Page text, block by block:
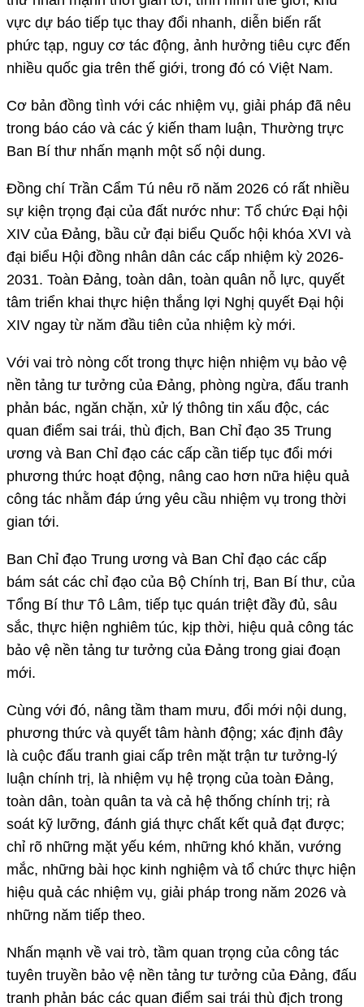
vực dự báo tiếp tục thay đổi nhanh, diễn biến rất
phức tạp, nguy cơ tác động, ảnh hưởng tiêu cực đến
nhiều quốc gia trên thế giới, trong đó có Việt Nam.
Cơ bản đồng tình với các nhiệm vụ, giải pháp đã nêu
trong báo cáo và các ý kiến tham luận, Thường trực
Ban Bí thư nhấn mạnh một số nội dung.
Đồng chí Trần Cẩm Tú nêu rõ năm 2026 có rất nhiều
sự kiện trọng đại của đất nước như: Tổ chức Đại hội
XIV của Đảng, bầu cử đại biểu Quốc hội khóa XVI và
đại biểu Hội đồng nhân dân các cấp nhiệm kỳ 2026-
2031. Toàn Đảng, toàn dân, toàn quân nỗ lực, quyết
tâm triển khai thực hiện thắng lợi Nghị quyết Đại hội
XIV ngay từ năm đầu tiên của nhiệm kỳ mới.
Với vai trò nòng cốt trong thực hiện nhiệm vụ bảo vệ
nền tảng tư tưởng của Đảng, phòng ngừa, đấu tranh
phản bác, ngăn chặn, xử lý thông tin xấu độc, các
quan điểm sai trái, thù địch, Ban Chỉ đạo 35 Trung
ương và Ban Chỉ đạo các cấp cần tiếp tục đổi mới
phương thức hoạt động, nâng cao hơn nữa hiệu quả
công tác nhằm đáp ứng yêu cầu nhiệm vụ trong thời
gian tới.
Ban Chỉ đạo Trung ương và Ban Chỉ đạo các cấp
bám sát các chỉ đạo của Bộ Chính trị, Ban Bí thư, của
Tổng Bí thư Tô Lâm, tiếp tục quán triệt đầy đủ, sâu
sắc, thực hiện nghiêm túc, kịp thời, hiệu quả công tác
bảo vệ nền tảng tư tưởng của Đảng trong giai đoạn
mới.
Cùng với đó, nâng tầm tham mưu, đổi mới nội dung,
phương thức và quyết tâm hành động; xác định đây
là cuộc đấu tranh giai cấp trên mặt trận tư tưởng-lý
luận chính trị, là nhiệm vụ hệ trọng của toàn Đảng,
toàn dân, toàn quân ta và cả hệ thống chính trị; rà
soát kỹ lưỡng, đánh giá thực chất kết quả đạt được;
chỉ rõ những mặt yếu kém, những khó khăn, vướng
mắc, những bài học kinh nghiệm và tổ chức thực hiện
hiệu quả các nhiệm vụ, giải pháp trong năm 2026 và
những năm tiếp theo.
Nhấn mạnh về vai trò, tầm quan trọng của công tác
tuyên truyền bảo vệ nền tảng tư tưởng của Đảng, đấu
tranh phản bác các quan điểm sai trái thù địch trong